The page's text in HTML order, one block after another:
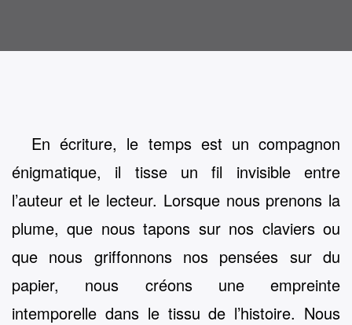
En écriture, le temps est un compagnon
énigmatique, il tisse un fil invisible entre
l’auteur et le lecteur. Lorsque nous prenons la
plume, que nous tapons sur nos claviers ou
que nous griffonnons nos pensées sur du
papier, nous créons une empreinte
intemporelle dans le tissu de l’histoire. Nous